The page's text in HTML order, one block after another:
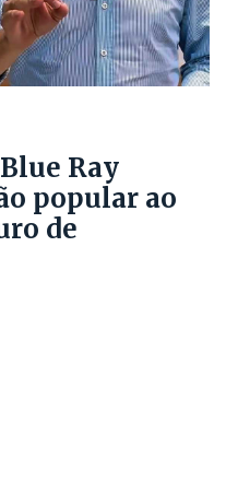
Ray
popular ao
de